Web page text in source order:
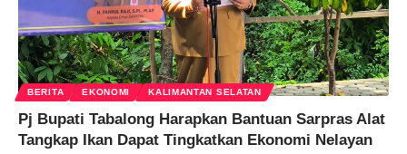
BERITA EKONOMI KALIMANTAN SELATAN
Pj Bupati Tabalong Harapkan Bantuan Sarpras Alat
Tangkap Ikan Dapat Tingkatkan Ekonomi Nelayan